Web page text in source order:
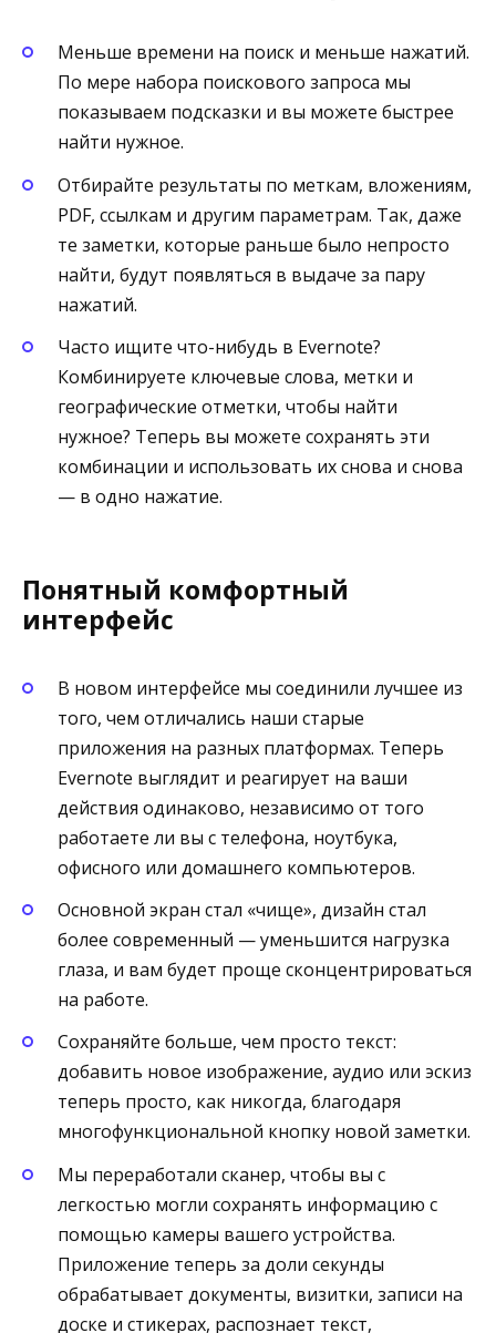
Меньше времени на поиск и меньше нажатий.
По мере набора поискового запроса мы
показываем подсказки и вы можете быстрее
найти нужное.
Отбирайте результаты по меткам, вложениям,
PDF, ссылкам и другим параметрам. Так, даже
те заметки, которые раньше было непросто
найти, будут появляться в выдаче за пару
нажатий.
Часто ищите что-нибудь в Evernote?
Комбинируете ключевые слова, метки и
географические отметки, чтобы найти
нужное? Теперь вы можете сохранять эти
комбинации и использовать их снова и снова
— в одно нажатие.
Понятный комфортный
интерфейс
В новом интерфейсе мы соединили лучшее из
того, чем отличались наши старые
приложения на разных платформах. Теперь
Evernote выглядит и реагирует на ваши
действия одинаково, независимо от того
работаете ли вы с телефона, ноутбука,
офисного или домашнего компьютеров.
Основной экран стал «чище», дизайн стал
более современный — уменьшится нагрузка
глаза, и вам будет проще сконцентрироваться
на работе.
Сохраняйте больше, чем просто текст:
добавить новое изображение, аудио или эскиз
теперь просто, как никогда, благодаря
многофункциональной кнопку новой заметки.
Мы переработали сканер, чтобы вы с
легкостью могли сохранять информацию с
помощью камеры вашего устройства.
Приложение теперь за доли секунды
обрабатывает документы, визитки, записи на
доске и стикерах, распознает текст,